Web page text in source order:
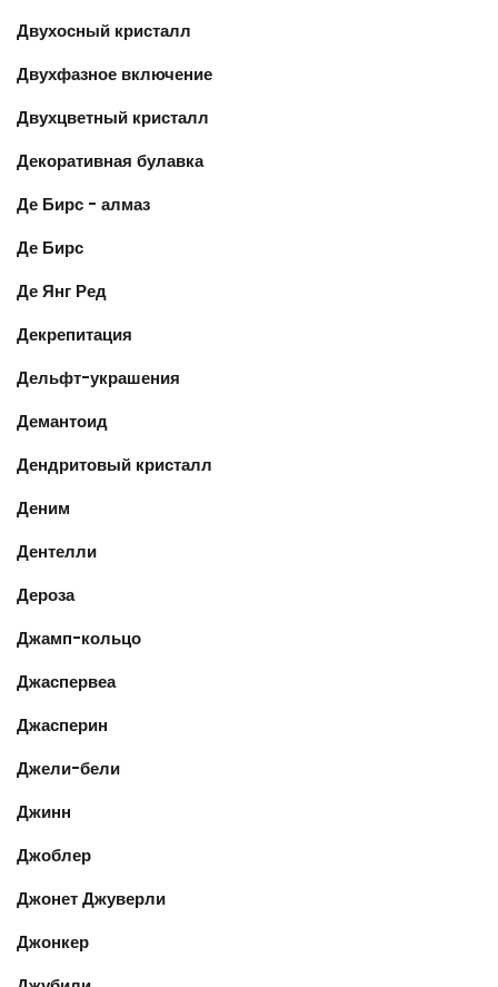
Двухосный кристалл
Двухфазное включение
Двухцветный кристалл
Декоративная булавка
Де Бирс - алмаз
Де Бирс
Де Янг Ред
Декрепитация
Дельфт-украшения
Демантоид
Дендритовый кристалл
Деним
Дентелли
Дероза
Джамп-кольцо
Джаспервеа
Джасперин
Джели-бели
Джинн
Джоблер
Джонет Джуверли
Джонкер